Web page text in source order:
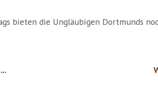
bieten die Ungläubigen Dortmunds